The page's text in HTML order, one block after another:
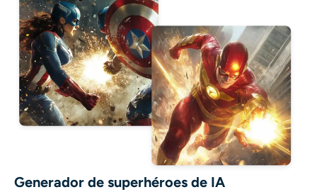
Generador de superhéroes de IA